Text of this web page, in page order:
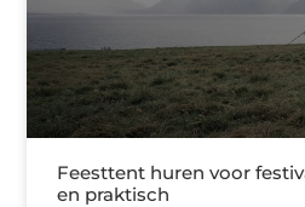
Feesttent huren voor
en praktisch